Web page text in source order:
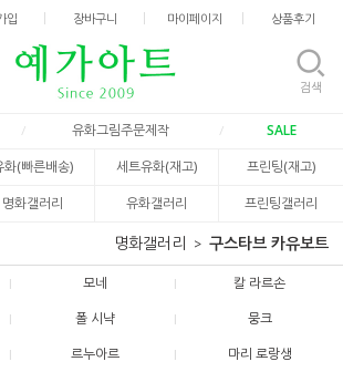
입 장바구니 마이페이지 상품후기
검색
유화그림주문제작
SALE
화(빠른배송) 세트유화(재고)
프린팅(재고)
명화갤러리 유화갤러리 프린팅갤러리
명화갤러리 구스타브 카유보트
모네
칼 라르손
폴 시냑
뭉크
르누아르
마리 로랑생